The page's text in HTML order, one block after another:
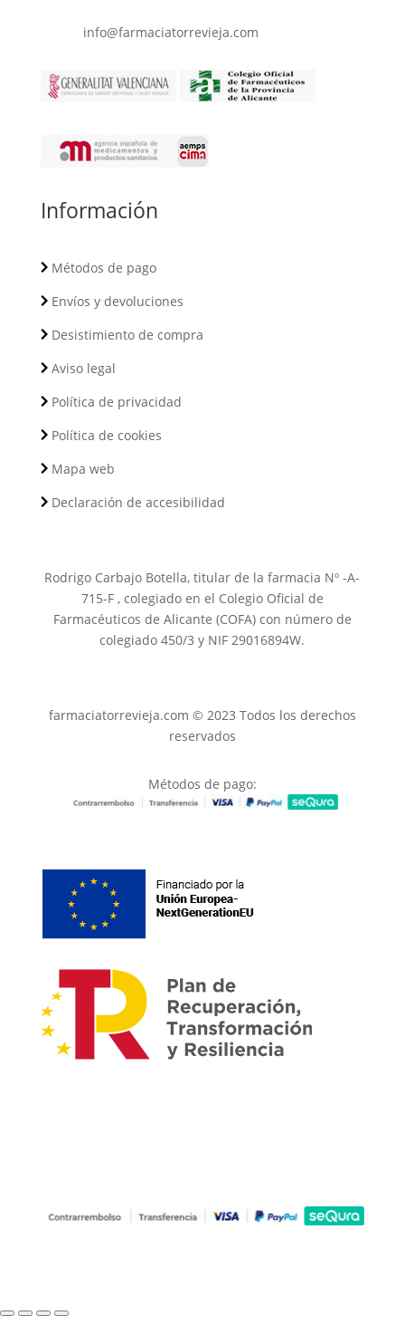
info@farmaciatorrevieja.com
Información
Métodos de pago
Envíos y devoluciones
Desistimiento de compra
Aviso legal
Política de privacidad
Política de cookies
Mapa web
Declaración de accesibilidad
Rodrigo Carbajo Botella, titular de la farmacia Nº -A-
715-F , colegiado en el Colegio Oficial de
Farmacéuticos de Alicante (COFA) con número de
colegiado 450/3 y NIF 29016894W.
farmaciatorrevieja.com © 2023 Todos los derechos
reservados
Métodos de pago: